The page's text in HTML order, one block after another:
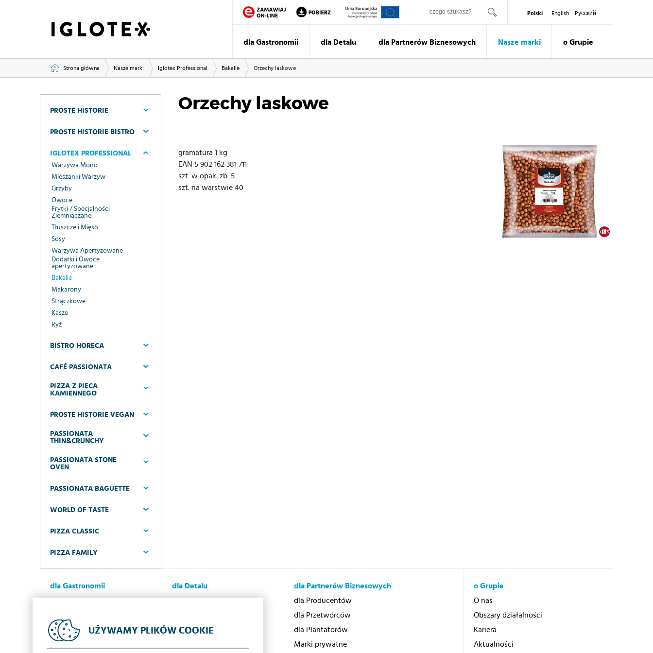
Polski English Pусский
dla Gastronomii dla Detalu dla Partnerów Biznesowych Nasze marki o Grupie
Strona główna Nasze marki Iglotex Professional Bakalie Orzechy laskowe
PROSTE HISTORIE
PROSTE HISTORIE BISTRO
IGLOTEX PROFESSIONAL
Warzywa Mono
Mieszanki Warzyw
Grzyby
Owoce
Frytki / Specjalności
Ziemniaczane
Tłuszcze i Mięso
Sosy
Warzywa Apertyzowane
Dodatki i Owoce
apertyzowane
Bakalie
Makarony
Strączkowe
Kasze
Ryż
BISTRO HORECA
CAFÉ PASSIONATA
PIZZA Z PIECA
KAMIENNEGO
PROSTE HISTORIE VEGAN
PASSIONATA
THIN&CRUNCHY
PASSIONATA STONE
OVEN
PASSIONATA BAGUETTE
WORLD OF TASTE
PIZZA CLASSIC
PIZZA FAMILY
Orzechy laskowe
gramatura 1 kg
EAN 5 902 162 381 711
szt. w opak. zb. 5
szt. na warstwie 40
UŻYWAMY PLIKÓW COOKIE
dla Gastronomii
Promocje
dla Detalu
Promocje
dla Partnerów Biznesowych
dla Producentów
dla Przetwórców
dla Plantatorów
Marki prywatne
o Grupie
O nas
Obszary działalności
Kariera
Aktualności